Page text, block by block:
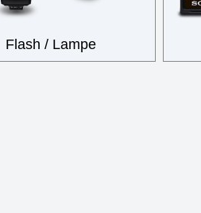
Flash / Lampe